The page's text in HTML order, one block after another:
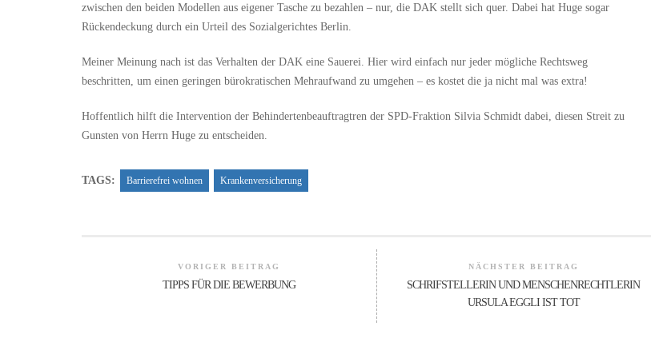
zwischen den beiden Modellen aus eigener Tasche zu bezahlen – nur, die DAK stellt sich quer. Dabei hat Huge sogar
Rückendeckung durch ein Urteil des Sozialgerichtes Berlin.
Meiner Meinung nach ist das Verhalten der DAK eine Sauerei. Hier wird einfach nur jeder mögliche Rechtsweg
beschritten, um einen geringen bürokratischen Mehraufwand zu umgehen – es kostet die ja nicht mal was extra!
Hoffentlich hilft die Intervention der Behindertenbeauftragtren der SPD-Fraktion Silvia Schmidt dabei, diesen Streit zu
Gunsten von Herrn Huge zu entscheiden.
TAGS: Barrierefrei wohnen Krankenversicherung
VORIGER BEITRAG
TIPPS FÜR DIE BEWERBUNG
NÄCHSTER BEITRAG
SCHRIFSTELLERIN UND MENSCHENRECHTLERIN
URSULA EGGLI IST TOT